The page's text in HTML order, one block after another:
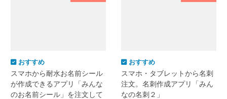
おすすめ
スマホから耐水お名前シール
が作成できるアプリ「みんな
のお名前シール」を注文して
おすすめ
スマホ・タブレットから名刺
注文。名刺作成アプリ「みん
なの名刺２」